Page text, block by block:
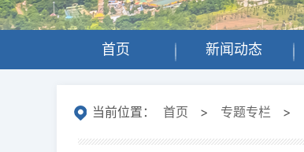
首页 新闻动态
当前位置： 首页 > 专题专栏 >